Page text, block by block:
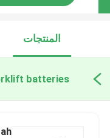
المنتجات